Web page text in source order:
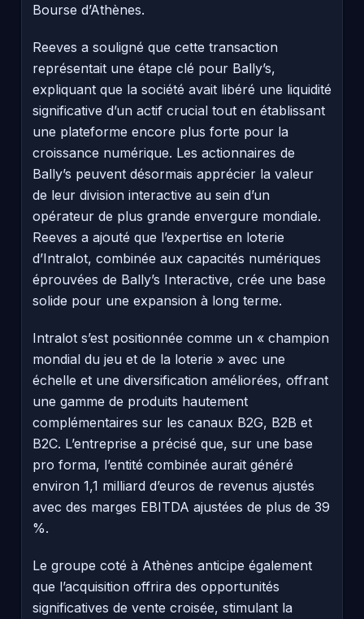
Bourse d’Athènes.
Reeves a souligné que cette transaction
représentait une étape clé pour Bally’s,
expliquant que la société avait libéré une liquidité
significative d’un actif crucial tout en établissant
une plateforme encore plus forte pour la
croissance numérique. Les actionnaires de
Bally’s peuvent désormais apprécier la valeur
de leur division interactive au sein d’un
opérateur de plus grande envergure mondiale.
Reeves a ajouté que l’expertise en loterie
d’Intralot, combinée aux capacités numériques
éprouvées de Bally’s Interactive, crée une base
solide pour une expansion à long terme.
Intralot s’est positionnée comme un « champion
mondial du jeu et de la loterie » avec une
échelle et une diversification améliorées, offrant
une gamme de produits hautement
complémentaires sur les canaux B2G, B2B et
B2C. L’entreprise a précisé que, sur une base
pro forma, l’entité combinée aurait généré
environ 1,1 milliard d’euros de revenus ajustés
avec des marges EBITDA ajustées de plus de 39
%.
Le groupe coté à Athènes anticipe également
que l’acquisition offrira des opportunités
significatives de vente croisée, stimulant la